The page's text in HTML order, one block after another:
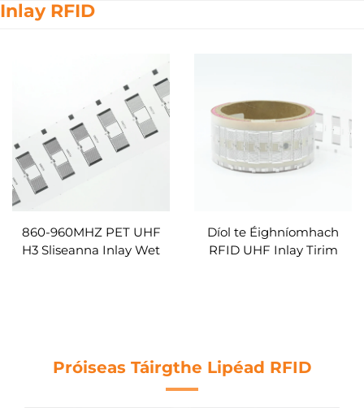
Inlay RFID
860-960MHZ PET UHF
H3 Sliseanna Inlay Wet
Díol te Éighníomhach
RFID UHF Inlay Tirim
Próiseas Táirgthe Lipéad RFID